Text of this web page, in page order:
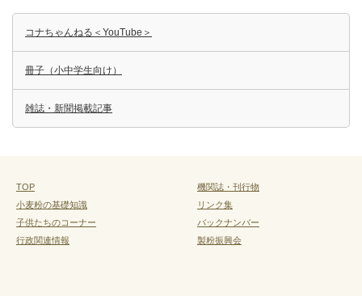
コナちゃんねる＜YouTube＞
冊子（小中学生向け）
雑誌・新聞掲載記事
TOP
小麦粉の基礎知識
子供たちのコーナー
行政関連情報
機関誌・刊行物
リンク集
バックナンバー
製粉振興会